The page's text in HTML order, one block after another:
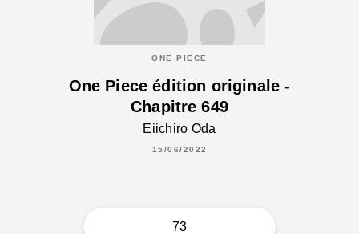
ONE PIECE
One Piece édition originale -
Chapitre 649
Eiichiro Oda
15/06/2022
73